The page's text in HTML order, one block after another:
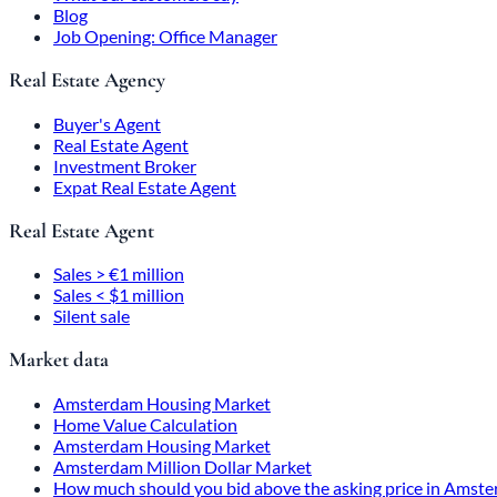
Blog
Job Opening: Office Manager
Real Estate Agency
Buyer's Agent
Real Estate Agent
Investment Broker
Expat Real Estate Agent
Real Estate Agent
Sales > €1 million
Sales < $1 million
Silent sale
Market data
Amsterdam Housing Market
Home Value Calculation
Amsterdam Housing Market
Amsterdam Million Dollar Market
How much should you bid above the asking price in